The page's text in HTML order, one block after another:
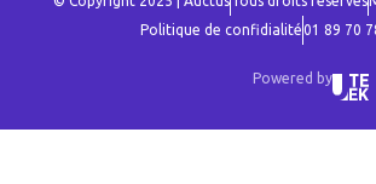
Politique de confidialité01 89 70
Powered by